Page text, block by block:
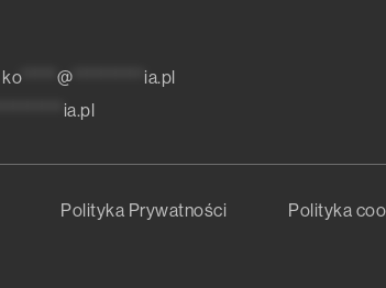
ko***** @
ia.pl
ia.pl
Polityka Prywatności Polityka